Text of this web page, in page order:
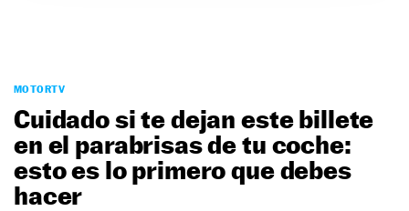
PODCAST
MOTOS
TECNOLOGÍA
SUPERCOCHES
MOTORTV
MOTORTV
Cuidado si te dejan este billete
en el parabrisas de tu coche:
esto es lo primero que debes
hacer